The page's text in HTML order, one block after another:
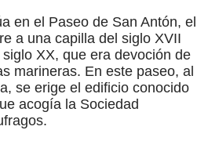
en el Paseo de San Antón, el
a una capilla del siglo XVII
XX, que era devoción de
marineras. En este paseo, al
se erige el edificio conocido
acogía la Sociedad